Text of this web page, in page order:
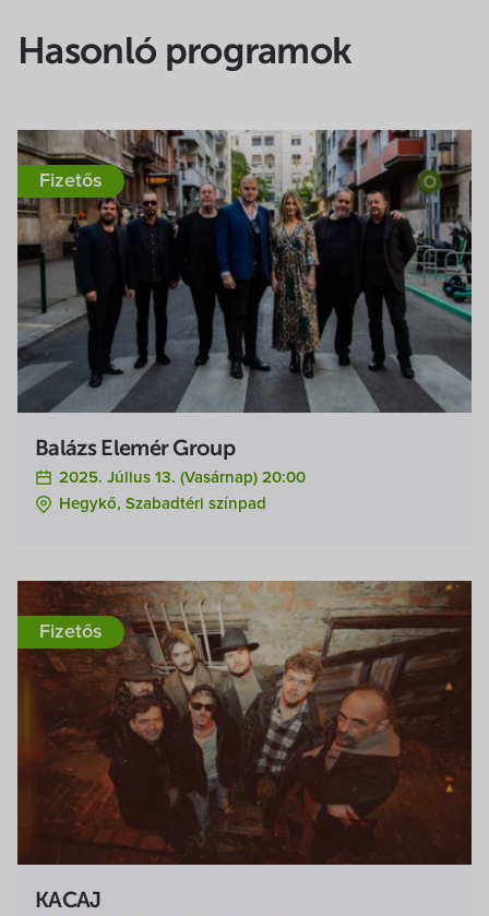
Hasonló programok
Fizetős
Balázs Elemér Group
2025. Július 13. (vasárnap) 20:00
Hegykő, Szabadtéri színpad
Fizetős
KACAJ